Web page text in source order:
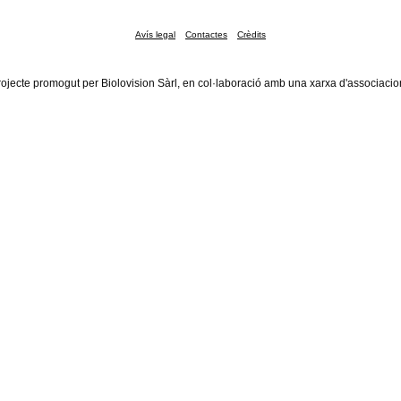
Avís legal Contactes Crèdits
promogut per Biolovision Sàrl, en col·laboració amb una xarxa